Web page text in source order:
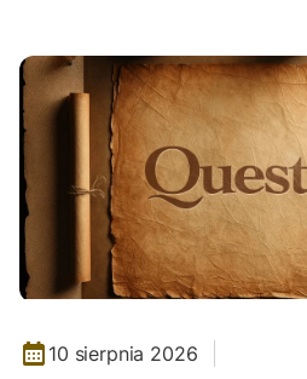
10 sierpnia 2026